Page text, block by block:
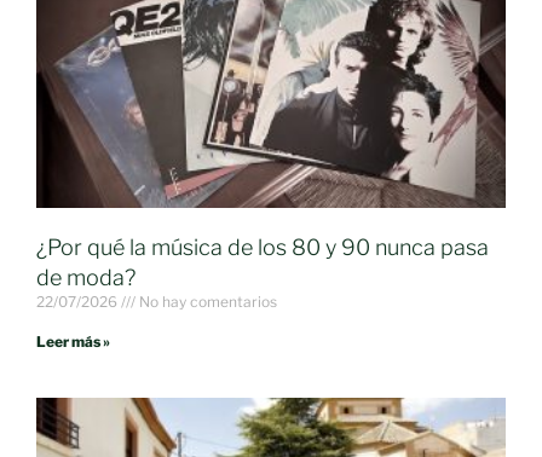
¿Por qué la música de los 80 y 90 nunca pasa
de moda?
22/07/2026 No hay comentarios
Leer más »